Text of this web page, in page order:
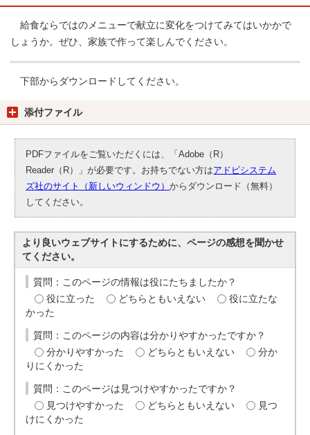
給食ならではのメニューで献立に変化をつけてみてはいかかで
しょうか。ぜひ、家族で作って楽しんでください。
下部からダウンロードしてください。
添付ファイル
PDFファイルをご覧いただくには、「Adobe（R）
Reader（R）」が必要です。お持ちでない方はアドビシステム
ズ社のサイト（新しいウィンドウ）からダウンロード（無料）
してください。
より良いウェブサイトにするために、ページの感想を聞かせ
てください。
質問：このページの情報は役にたちましたか？
役に立った
どちらともいえない
役に立たな
かった
質問：このページの内容は分かりやすかったですか？
分かりやすかった
どちらともいえない
分か
りにくかった
質問：このページは見つけやすかったですか？
見つけやすかった
どちらともいえない
見つ
けにくかった